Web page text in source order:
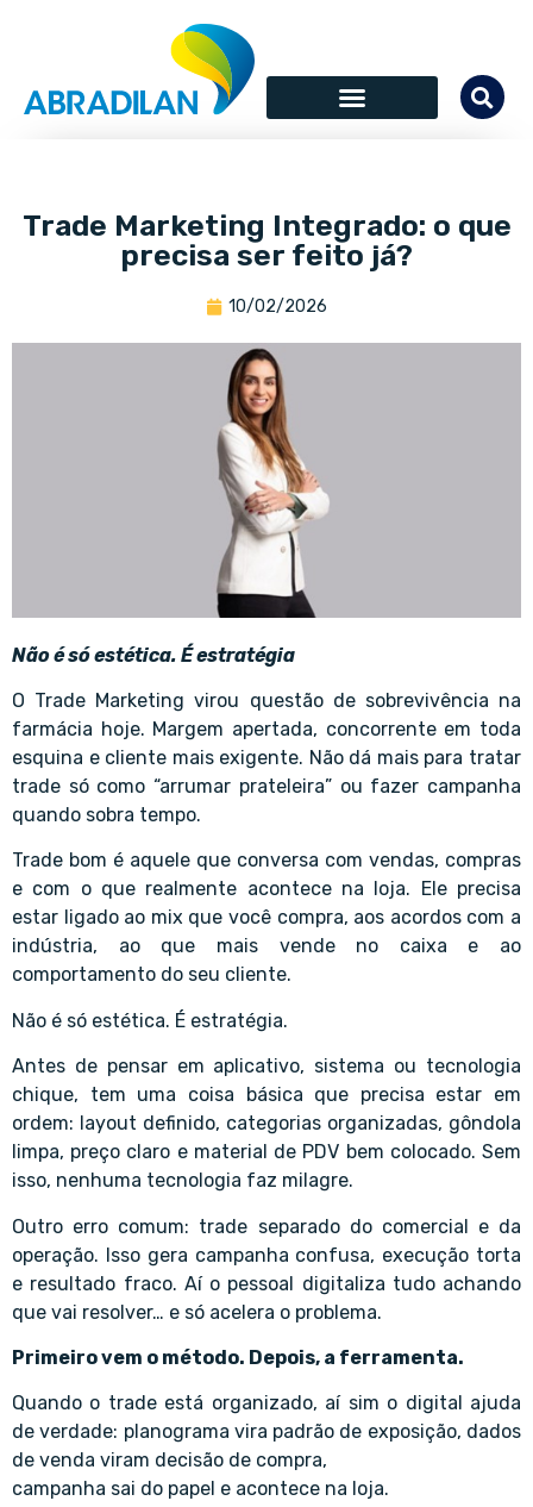
Trade Marketing Integrado: o que
precisa ser feito já?
10/02/2026
Não é só estética. É estratégia
O Trade Marketing virou questão de sobrevivência na
farmácia hoje. Margem apertada, concorrente em toda
esquina e cliente mais exigente. Não dá mais para tratar
trade só como “arrumar prateleira” ou fazer campanha
quando sobra tempo.
Trade bom é aquele que conversa com vendas, compras
e com o que realmente acontece na loja. Ele precisa
estar ligado ao mix que você compra, aos acordos com a
indústria, ao que mais vende no caixa e ao
comportamento do seu cliente.
Não é só estética. É estratégia.
Antes de pensar em aplicativo, sistema ou tecnologia
chique, tem uma coisa básica que precisa estar em
ordem: layout definido, categorias organizadas, gôndola
limpa, preço claro e material de PDV bem colocado. Sem
isso, nenhuma tecnologia faz milagre.
Outro erro comum: trade separado do comercial e da
operação. Isso gera campanha confusa, execução torta
e resultado fraco. Aí o pessoal digitaliza tudo achando
que vai resolver… e só acelera o problema.
Primeiro vem o método. Depois, a ferramenta.
Quando o trade está organizado, aí sim o digital ajuda
de verdade: planograma vira padrão de exposição, dados
de venda viram decisão de compra,
campanha sai do papel e acontece na loja.